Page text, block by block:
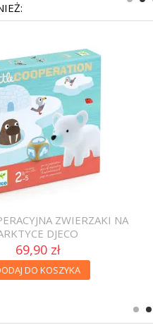
ZWIERZAKI NA
DJECO
69,90 zł
DO KOSZYKA